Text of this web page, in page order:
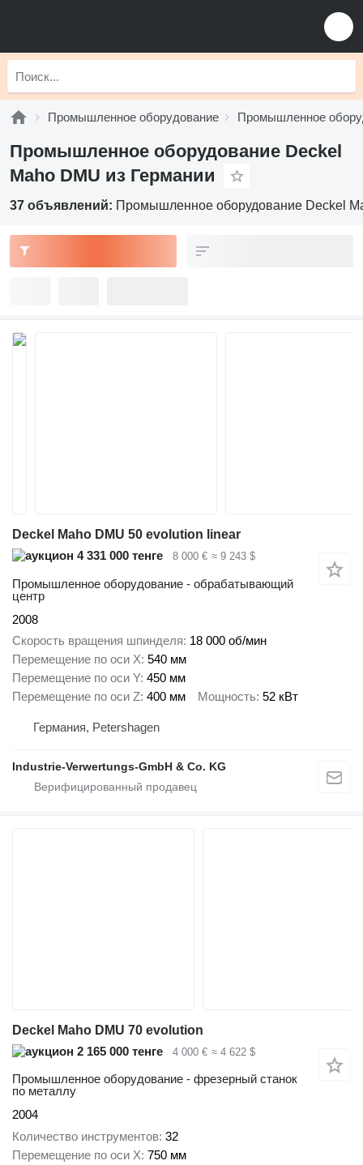
Промышленное оборудование Промышленное
Промышленное оборудование Deckel
Maho DMU из Германии
37 объявлений: Промышленное оборудование Deckel
Deckel Maho DMU 50 evolution linear
4 331 000 тенге
8 000 € ≈ 9 243 $
Промышленное оборудование - обрабатывающий
центр
2008
Скорость вращения шпинделя 18 000 об/мин
Перемещение по оси X 540 мм
Перемещение по оси Y 450 мм
Перемещение по оси Z 400 мм Мощность 52 кВт
Германия, Petershagen
Industrie-Verwertungs-GmbH & Co. KG
Deckel Maho DMU 70 evolution
2 165 000 тенге
4 000 € ≈ 4 622 $
Промышленное оборудование - фрезерный станок
по металлу
2004
Количество инструментов 32
Перемещение по оси X 750 мм